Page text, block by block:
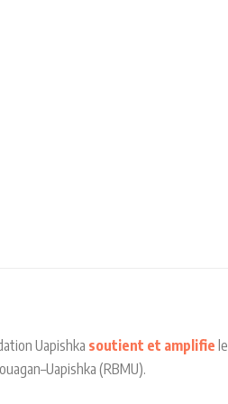
Uapishka soutient et amplifie
(RBMU).